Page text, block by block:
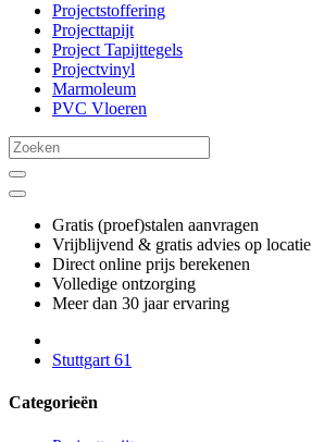
Projectstoffering
Projecttapijt
Project Tapijttegels
Projectvinyl
Marmoleum
PVC Vloeren
Gratis (proef)stalen aanvragen
Vrijblijvend & gratis advies op locatie
Direct online prijs berekenen
Volledige ontzorging
Meer dan 30 jaar ervaring
Stuttgart 61
Categorieën